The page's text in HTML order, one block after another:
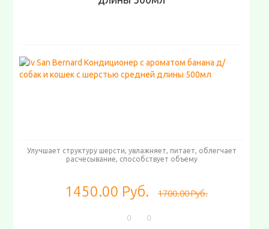
Улучшает структуру шерсти, увлажняет, питает, облегчает
расчесывание, способствует объему
1450.00 Руб. 1700.00 Руб.
0 0